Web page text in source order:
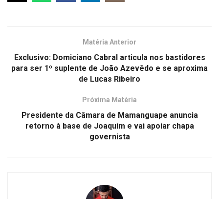
Matéria Anterior
Exclusivo: Domiciano Cabral articula nos bastidores
para ser 1º suplente de João Azevêdo e se aproxima
de Lucas Ribeiro
Próxima Matéria
Presidente da Câmara de Mamanguape anuncia
retorno à base de Joaquim e vai apoiar chapa
governista